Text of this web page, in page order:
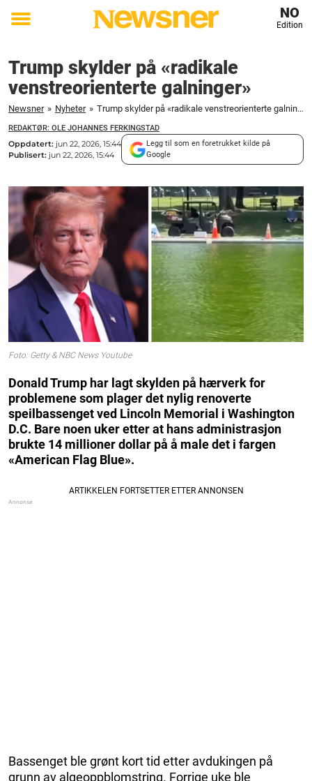
Toggle
NO
Edition
Trump skylder på «radikale
venstreorienterte galninger»
Newsner » Nyheter » Trump skylder på «radikale venstreorienterte galninger»
REDAKTØR: OLE JOHANNES FERKINGSTAD
Oppdatert: jun 22, 2026, 15:44
Publisert: jun 22, 2026, 15:44
Legg til som en foretrukket kilde på
Google
Foto: Getty & NBC News Youtube
Donald Trump har lagt skylden på hærverk for
problemene som plager det nylig renoverte
speilbassenget ved Lincoln Memorial i Washington
D.C. Bare noen uker etter at hans administrasjon
brukte 14 millioner dollar på å male det i fargen
«American Flag Blue».
Bassenget ble grønt kort tid etter avdukingen på
grunn av algeoppblomstring. Forrige uke ble